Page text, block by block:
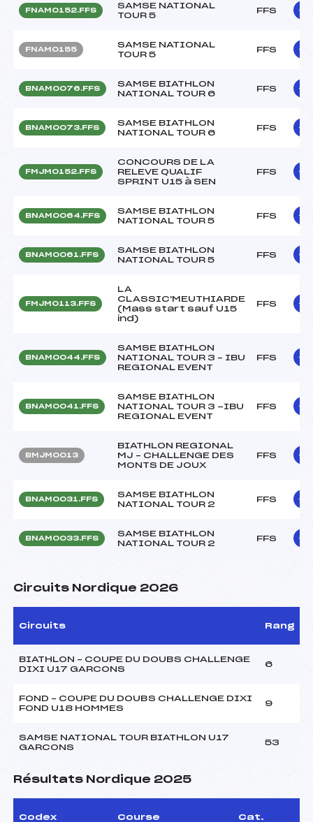
FNAM0152.FFS
SAMSE NATIONAL
TOUR 5
FFS
FNAM0155
SAMSE NATIONAL
TOUR 5
FFS
BNAM0076.FFS
SAMSE BIATHLON
NATIONAL TOUR 6
FFS
BNAM0073.FFS
SAMSE BIATHLON
NATIONAL TOUR 6
FFS
FMJM0152.FFS
CONCOURS DE LA
RELEVE QUALIF
SPRINT U15 à SEN
FFS
BNAM0064.FFS
SAMSE BIATHLON
NATIONAL TOUR 5
FFS
BNAM0061.FFS
SAMSE BIATHLON
NATIONAL TOUR 5
FFS
FMJM0113.FFS
LA
CLASSIC'MEUTHIARDE
(Mass start sauf U15
ind)
FFS
BNAM0044.FFS
SAMSE BIATHLON
NATIONAL TOUR 3 – IBU
REGIONAL EVENT
FFS
BNAM0041.FFS
SAMSE BIATHLON
NATIONAL TOUR 3 -IBU
REGIONAL EVENT
FFS
BMJM0013
BIATHLON REGIONAL
MJ – CHALLENGE DES
MONTS DE JOUX
FFS
BNAM0031.FFS
SAMSE BIATHLON
NATIONAL TOUR 2
FFS
BNAM0033.FFS
SAMSE BIATHLON
NATIONAL TOUR 2
FFS
Circuits Nordique 2026
Circuits Rang
BIATHLON – COUPE DU DOUBS CHALLENGE
DIXI U17 GARCONS
6
FOND – COUPE DU DOUBS CHALLENGE DIXI
FOND U18 HOMMES
9
SAMSE NATIONAL TOUR BIATHLON U17
GARCONS
53
Résultats Nordique 2025
Codex Course Cat.